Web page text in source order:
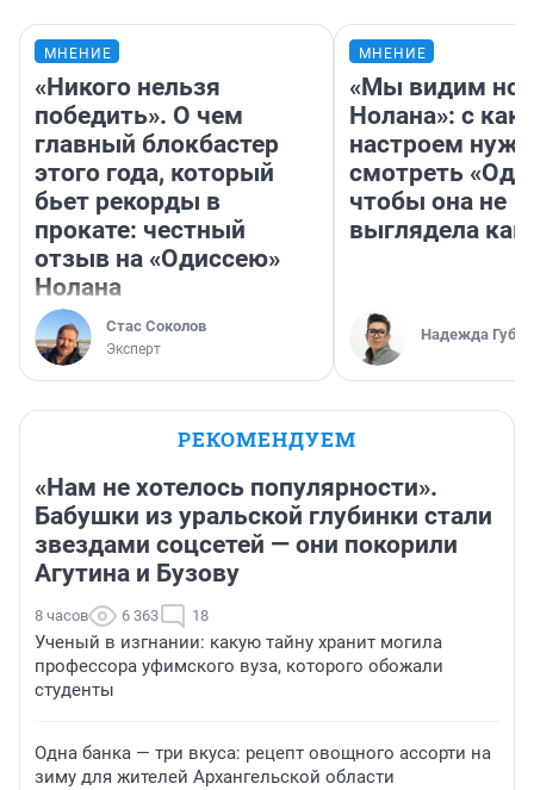
МНЕНИЕ
«Никого нельзя
победить». О чем
главный блокбастер
этого года, который
бьет рекорды в
прокате: честный
отзыв на «Одиссею»
Нолана
Стас Соколов
Эксперт
МНЕНИЕ
«Мы видим
Нолана»: с
настроем
смотреть
чтобы она не
выглядела как
Надежда
РЕКОМЕНДУЕМ
«Нам не хотелось популярности».
Бабушки из уральской глубинки стали
звездами соцсетей — они покорили
Агутина и Бузову
8 часов 6 363 18
Ученый в изгнании: какую тайну хранит могила
профессора уфимского вуза, которого обожали
студенты
Одна банка — три вкуса: рецепт овощного ассорти на
зиму для жителей Архангельской области